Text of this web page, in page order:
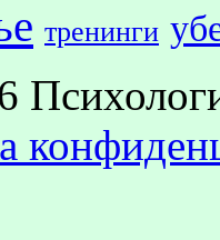
тренинги